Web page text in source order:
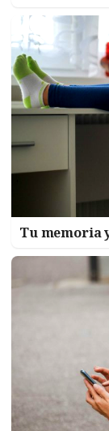
Tu memoria